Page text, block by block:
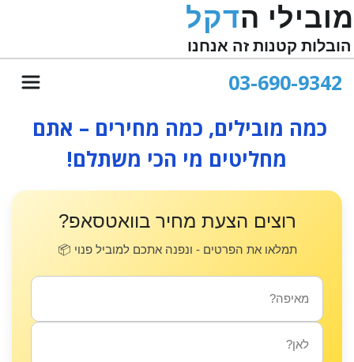
מובילי הדקל
הובלות קטנות זה אנחנו
03-690-9342
מחליטים מי הכי משתלם!
רוצים הצעת מחיר בוואטסאפ?
תמלאו את הפרטים - ונפנה אתכם למוביל פנוי 📦